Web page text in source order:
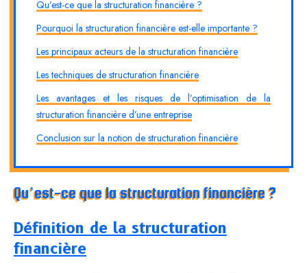
Qu’est-ce que la structuration financière ?
Pourquoi la structuration financière est-elle importante ?
Les principaux acteurs de la structuration financière
Les techniques de structuration financière
Les avantages et les risques de l’optimisation de la
structuration financière d’une entreprise
Conclusion sur la notion de structuration financière
Qu’est-ce que la structuration financière ?
Définition de la structuration
financière